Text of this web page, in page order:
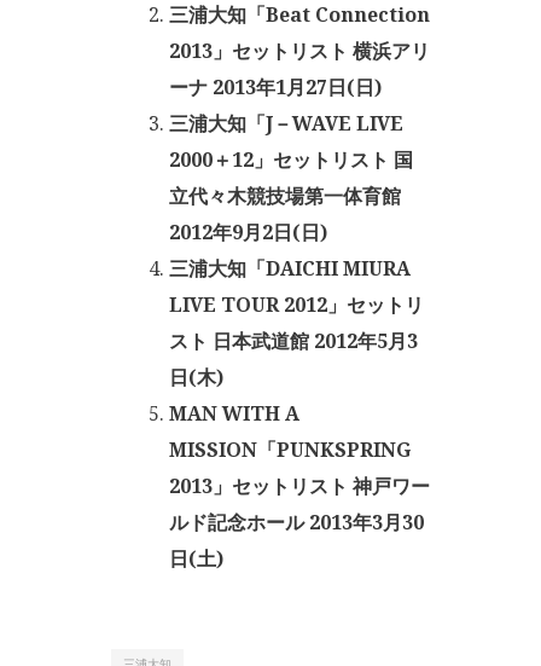
三浦大知「Beat Connection
2013」セットリスト 横浜アリ
ーナ 2013年1月27日(日)
三浦大知「J－WAVE LIVE
2000＋12」セットリスト 国
立代々木競技場第一体育館
2012年9月2日(日)
三浦大知「DAICHI MIURA
LIVE TOUR 2012」セットリ
スト 日本武道館 2012年5月3
日(木)
MAN WITH A
MISSION「PUNKSPRING
2013」セットリスト 神戸ワー
ルド記念ホール 2013年3月30
日(土)